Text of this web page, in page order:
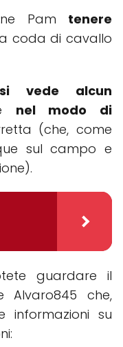
Pam tenere
coda di cavallo
vede alcun
nel modo di
(che, come
sul campo e
guardare il
Alvaro845 che,
informazioni su